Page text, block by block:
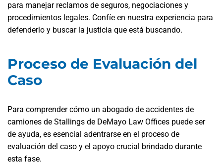
para manejar reclamos de seguros, negociaciones y
procedimientos legales. Confíe en nuestra experiencia para
defenderlo y buscar la justicia que está buscando.
Proceso de Evaluación del
Caso
Para comprender cómo un abogado de accidentes de
camiones de Stallings de DeMayo Law Offices puede ser
de ayuda, es esencial adentrarse en el proceso de
evaluación del caso y el apoyo crucial brindado durante
esta fase.